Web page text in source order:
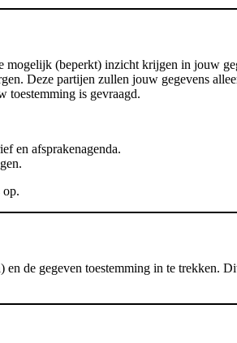
mogelijk (beperkt) inzicht krijgen in jouw
Deze partijen zullen jouw gegevens
toestemming is gevraagd.
en afsprakenagenda.
op.
) en de gegeven toestemming in te trekken.